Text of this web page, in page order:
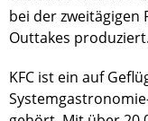
bei der zweitägigen
Outtakes produziert.
KFC ist ein auf